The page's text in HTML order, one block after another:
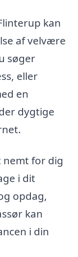
kan
af velvære
søger
eller
en
dygtige
nemt for dig
i dit
opdag,
kan
i din